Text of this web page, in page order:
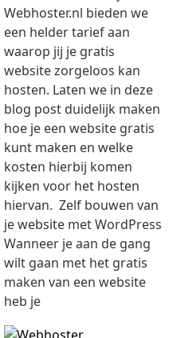
Webhoster.nl bieden we
een helder tarief aan
waarop jij je gratis
website zorgeloos kan
hosten. Laten we in deze
blog post duidelijk maken
hoe je een website gratis
kunt maken en welke
kosten hierbij komen
kijken voor het hosten
hiervan. Zelf bouwen van
je website met WordPress
Wanneer je aan de gang
wilt gaan met het gratis
maken van een website
heb je